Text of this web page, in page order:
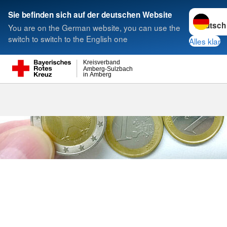
Sie befinden sich auf der deutschen Website
You are on the German website, you can use the
switch to switch to the English one
Sprache
Alles klar
in Amberg
Amberg-Sulzbach
Kreisverband
Suche